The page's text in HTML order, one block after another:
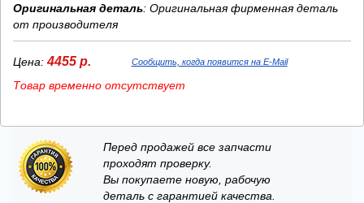
Оригинальная деталь: Оригинальная фирменная деталь
от производителя
Цена:4455 р. Сообщить, когда появится на E-Mail
Товар временно отсутствует
Перед продажей все запчасти
проходят проверку.
Вы покупаете новую, рабочую
деталь с гарантией качества.